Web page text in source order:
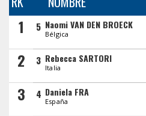
1 5 Naomi VAN DEN BROECK
Bélgica
2 3 Rebecca SARTORI
Italia
3 4 Daniela FRA
España